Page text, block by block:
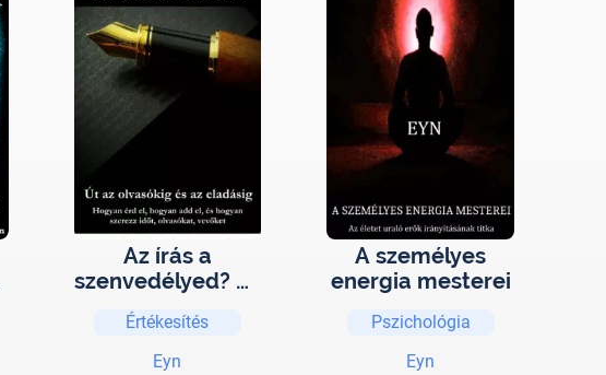
Az írás a
szenvedélyed? Út
az olvasókig és
az eladásig
Értékesítés
Eyn
A személyes
energia mesterei
Pszichológia
Eyn